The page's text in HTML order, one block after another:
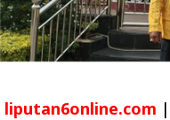
liputan6online.com |